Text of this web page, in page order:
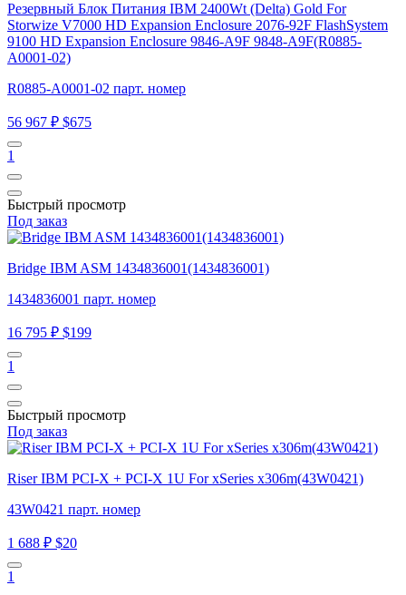
Резервный Блок Питания IBM 2400Wt (Delta) Gold For
Storwize V7000 HD Expansion Enclosure 2076-92F FlashSystem
9100 HD Expansion Enclosure 9846-A9F 9848-A9F(R0885-
A0001-02)
R0885-A0001-02 парт. номер
56 967 ₽ $675
1
Быстрый просмотр
Под заказ
Bridge IBM ASM 1434836001(1434836001)
1434836001 парт. номер
16 795 ₽ $199
1
Быстрый просмотр
Под заказ
Riser IBM PCI-X + PCI-X 1U For xSeries x306m(43W0421)
43W0421 парт. номер
1 688 ₽ $20
1